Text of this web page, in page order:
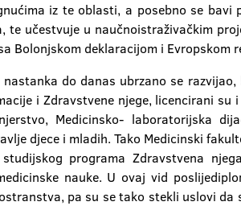
iz te oblasti, a posebno se bavi
učestvuje u naučnoistraživačkim
Bolonjskom deklaracijom i Evropskom
do danas ubrzano se
i Zdravstvene njege, licencirani
Medicinsko- laboratorijska
djece i mladih. Tako Medicinski
programa Zdravstvena
nauke. U ovaj vid
pa su se tako stekli uslovi